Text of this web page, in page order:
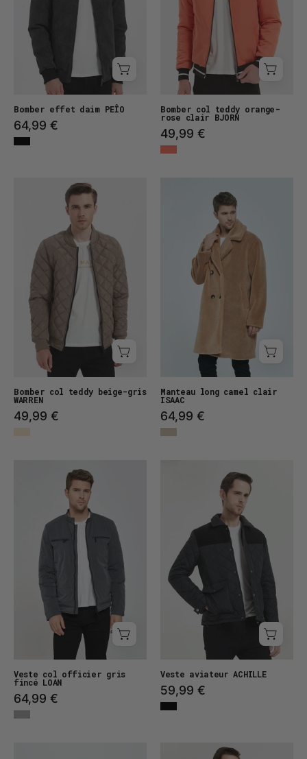
Bomber effet daim PEÎO
64,99 €
Bomber col teddy orange-
rose clair BJORN
49,99 €
Bomber
col
teddy
WARREN
Bomber col teddy beige-gris
WARREN
49,99 €
long
ISAAC
Manteau long camel clair
ISAAC
64,99 €
Veste
col
officier
LOAN
Veste col officier gris
fincé LOAN
64,99 €
aviateur
ACHILLE
Veste aviateur ACHILLE
59,99 €
Veste